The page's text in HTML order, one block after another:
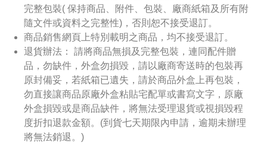
完整包裝( 保持商品、附件、包裝、廠商紙箱及所有附
隨文件或資料之完整性)，否則恕不接受退訂。
商品銷售網頁上特別載明之商品，均不接受退訂。
退貨辦法： 請將商品無損及完整包裝，連同配件贈
品，勿缺件，外盒勿損毀，請以廠商寄送時的包裝再
原封備妥，若紙箱已遺失，請於商品外盒上再包裝，
勿直接讓商品原廠外盒粘貼宅配單或書寫文字，原廠
外盒損毀或是商品缺件，將無法受理退貨或視損毀程
度折扣退款金額。(到貨七天期限內申請，逾期未辦理
將無法銷退。)